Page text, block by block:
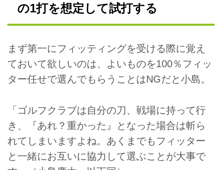
の1打を想定して試打する
まず第一にフィッティングを受ける際に覚え
ておいて欲しいのは、よいものを100％フィッ
ター任せで選んでもらうことはNGだと小島。
「ゴルフクラブは自分の刀、戦場に持って行
き、『あれ？重かった』となった場合は斬ら
れてしまいますよね。あくまでもフィッター
と一緒にお互いに協力して選ぶことが大事で